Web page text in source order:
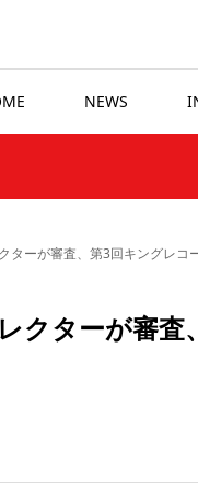
NEWS
ターが審査、第3回キングレコ
クターが審